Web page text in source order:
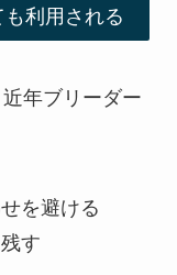
利用される
年ブリーダー
を避ける
す